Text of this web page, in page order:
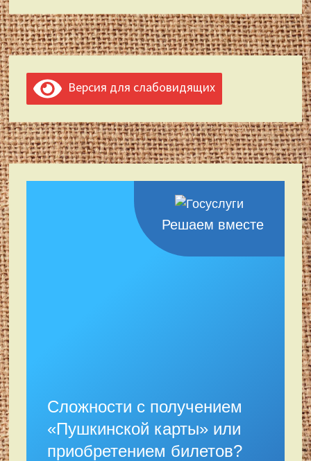
Версия для слабовидящих
Решаем вместе
Сложности с получением
«Пушкинской карты» или
приобретением билетов?